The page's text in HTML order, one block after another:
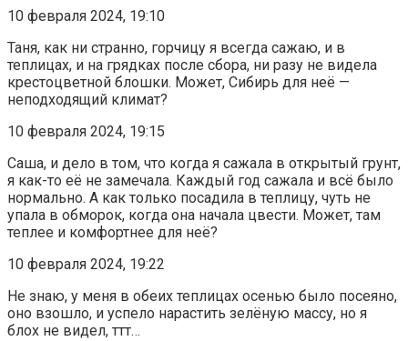
10 февраля 2024, 19:10
Таня, как ни странно, горчицу я всегда сажаю, и в
теплицах, и на грядках после сбора, ни разу не видела
крестоцветной блошки. Может, Сибирь для неё —
неподходящий климат?
10 февраля 2024, 19:15
Саша, и дело в том, что когда я сажала в открытый грунт,
я как-то её не замечала. Каждый год сажала и всё было
нормально. А как только посадила в теплицу, чуть не
упала в обморок, когда она начала цвести. Может, там
теплее и комфортнее для неё?
10 февраля 2024, 19:22
Не знаю, у меня в обеих теплицах осенью было посеяно,
оно взошло, и успело нарастить зелёную массу, но я
блох не видел, ттт…